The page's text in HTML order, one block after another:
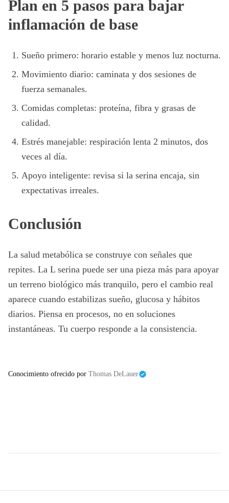
Plan en 5 pasos para bajar
inflamación de base
Sueño primero: horario estable y menos luz nocturna.
Movimiento diario: caminata y dos sesiones de
fuerza semanales.
Comidas completas: proteína, fibra y grasas de
calidad.
Estrés manejable: respiración lenta 2 minutos, dos
veces al día.
Apoyo inteligente: revisa si la serina encaja, sin
expectativas irreales.
Conclusión
La salud metabólica se construye con señales que
repites. La L serina puede ser una pieza más para apoyar
un terreno biológico más tranquilo, pero el cambio real
aparece cuando estabilizas sueño, glucosa y hábitos
diarios. Piensa en procesos, no en soluciones
instantáneas. Tu cuerpo responde a la consistencia.
Conocimiento ofrecido por Thomas DeLauer